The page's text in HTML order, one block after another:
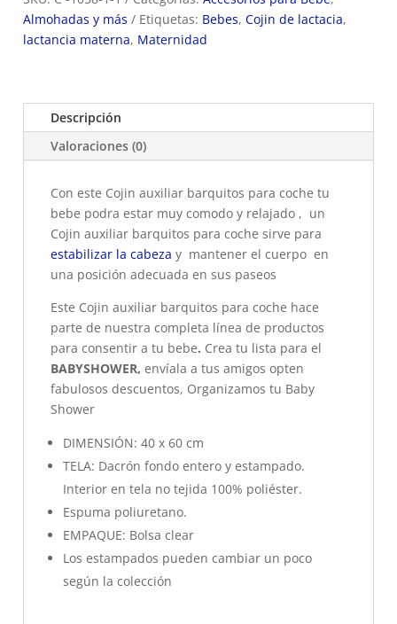
Almohadas y más
Etiquetas: Bebes, Cojin de lactacia,
lactancia materna, Maternidad
Descripción
Valoraciones (0)
Con este Cojin auxiliar barquitos para coche tu
bebe podra estar muy comodo y relajado , un
Cojin auxiliar barquitos para coche sirve para
estabilizar la cabeza y mantener el cuerpo en
una posición adecuada en sus paseos
Este Cojin auxiliar barquitos para coche hace
parte de nuestra completa línea de productos
para consentir a tu bebe. Crea tu lista para el
BABYSHOWER, envíala a tus amigos opten
fabulosos descuentos, Organizamos tu Baby
Shower
DIMENSIÓN: 40 x 60 cm
TELA: Dacrón fondo entero y estampado.
Interior en tela no tejida 100% poliéster.
Espuma poliuretano.
EMPAQUE: Bolsa clear
Los estampados pueden cambiar un poco
según la colección